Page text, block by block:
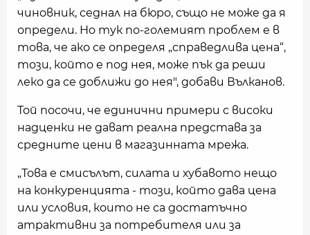
чиновник, седнал на бюро, също не може да я
определи. Но тук по-големият проблем е в
това, че ако се определя „справедлива цена“,
този, който е под нея, може пък да реши
леко да се доближи до нея", добави Вълканов.
Той посочи, че единични примери с високи
надценки не дават реална представа за
средните цени в магазинната мрежа.
„Това е смисълът, силата и хубавото нещо
на конкуренцията - този, който дава цена
или условия, които не са достатъчно
атрактивни за потребителя или за